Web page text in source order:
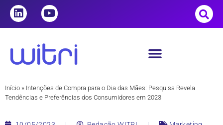
Início » Intenções de Compra para o Dia das Mães: Pesquisa Revela
Tendências e Preferências dos Consumidores em 2023